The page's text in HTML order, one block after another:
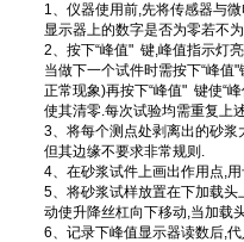
1、仪器使用前,先将传感器与
显示器上的数字是否为零若不
2、按下“峰值" 键,峰值指示灯
当做下一个试件时需按下“峰
正常现象)再按下“峰值" 键使“
使其清零.每次试验均需重复上
3、将每个测点处剥离出的砂
但其边缘不要求非常规则.
4、在砂浆试件上画出作用点,
5、将砂浆试样放置在下加载
动使升降丝杠向下移动,当加载
6、记录下峰值显示器读数后,